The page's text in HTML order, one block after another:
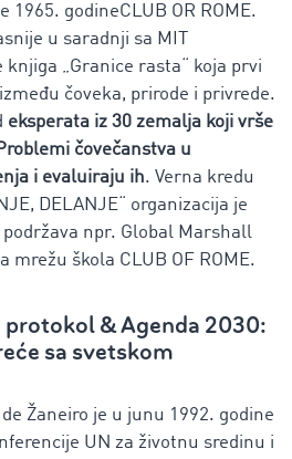
1965. godineCLUB OR ROME.
u saradnji sa MIT
„Granice rasta“ koja prvi
čoveka, prirode i privrede.
eksperata iz 30 zemalja koji vrše
čovečanstva u
i evaluiraju ih. Verna kredu
DELANJE“ organizacija je
npr. Global Marshall
mrežu škola CLUB OF ROME.
protokol & Agenda 2030:
sa svetskom
de Žaneiro je u junu 1992. godine
UN za životnu sredinu i